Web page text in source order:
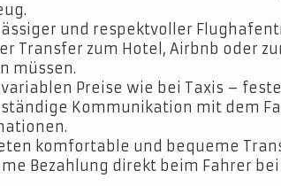
und respektvoller
Transfer zum Hotel, Airbnb oder
müssen.
Preise wie bei Taxis –
ständige Kommunikation mit dem
komfortable und bequeme
Bezahlung direkt beim Fahrer